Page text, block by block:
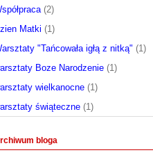
(2)
Matki (1)
"Tańcowała igłą z nitką" (1)
Boze Narodzenie (1)
wielkanocne (1)
świąteczne (1)
bloga